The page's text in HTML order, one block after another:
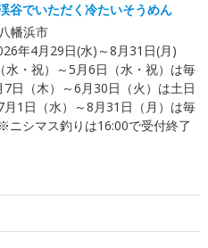
谷でいただく冷たいそうめん
幡浜市
年4月29日(水)～8月31日(月)
・祝）～5月6日（水・祝）は毎
7日（木）～6月30日（火）は土日
月1日（水）～8月31日（月）は毎
シマス釣りは16:00で受付終了